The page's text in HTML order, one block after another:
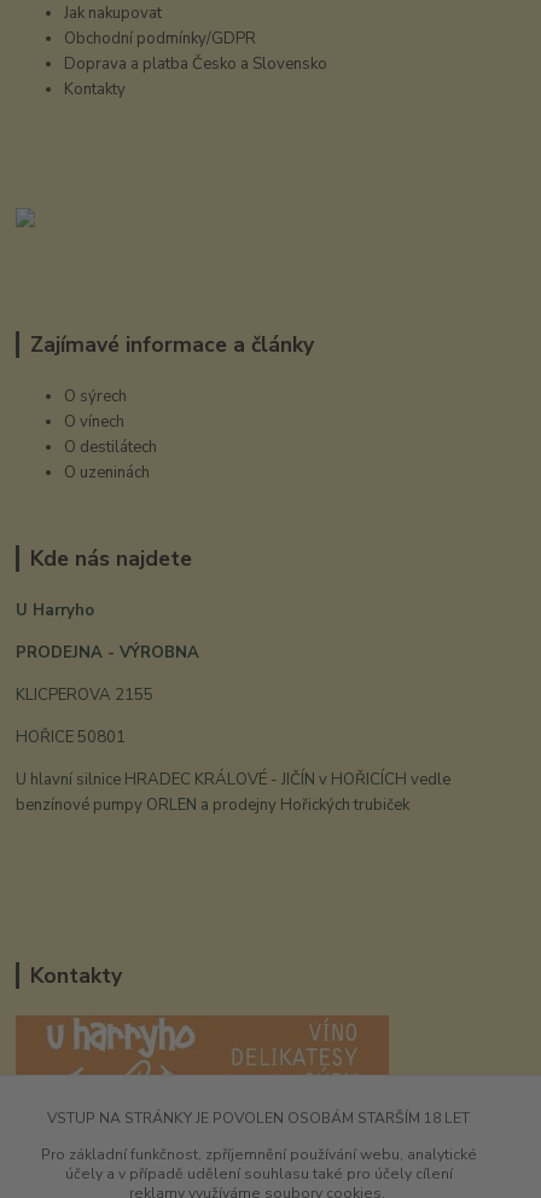
Jak nakupovat
Obchodní podmínky/GDPR
Doprava a platba Česko a Slovensko
Kontakty
Zajímavé informace a články
O sýrech
O vínech
O destilátech
O uzeninách
Kde nás najdete
U Harryho
PRODEJNA - VÝROBNA
KLICPEROVA 2155
HOŘICE 50801
U hlavní silnice HRADEC KRÁLOVÉ - JIČÍN v HOŘICÍCH vedle
benzínové pumpy ORLEN a prodejny Hořických trubiček
Kontakty
UHarryho.eu
+420 725 196 173
VSTUP NA STRÁNKY JE POVOLEN OSOBÁM STARŠÍM 18 LET
Pro základní funkčnost, zpříjemnění používání webu, analytické
účely a v případě udělení souhlasu také pro účely cílení
reklamy využíváme soubory cookies.